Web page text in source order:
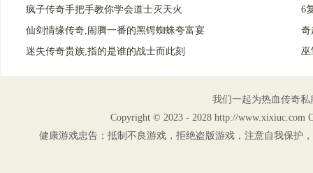
疯子传奇手把手教你学会道士灭天火
6
仙剑情缘传奇,闹腾一番的黑锷蜘蛛夸富宴
奇
迷失传奇贵族,指的是谁的战士而此刻
巫
我们一起为热血传奇
Copyright © 2023 - 2028 http://www.xixiuc.com
健康游戏忠告：抵制不良游戏，拒绝盗版游戏，注意自我保护